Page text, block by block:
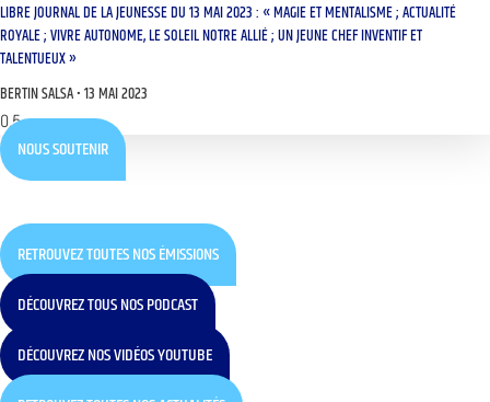
LIBRE JOURNAL DE LA JEUNESSE DU 13 MAI 2023 : « MAGIE ET MENTALISME ; ACTUALITÉ
ROYALE ; VIVRE AUTONOME, LE SOLEIL NOTRE ALLIÉ ; UN JEUNE CHEF INVENTIF ET
TALENTUEUX »
BERTIN SALSA 13 MAI 2023
NOUS SOUTENIR
RETROUVEZ TOUTES NOS ÉMISSIONS
DÉCOUVREZ TOUS NOS PODCAST
DÉCOUVREZ NOS VIDÉOS YOUTUBE